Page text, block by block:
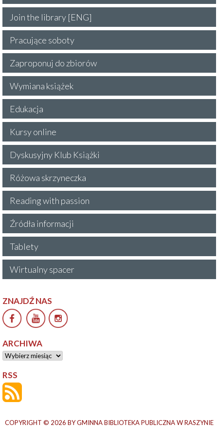
Join the library [ENG]
Pracujące soboty
Zaproponuj do zbiorów
Wymiana książek
Edukacja
Kursy online
Dyskusyjny Klub Książki
Różowa skrzyneczka
Reading with passion
Źródła informacji
Tablety
Wirtualny spacer
ZNAJDŹ NAS
ARCHIWA
Archiwa
RSS
COPYRIGHT © 2026 BY GMINNA BIBLIOTEKA PUBLICZNA W RASZYNIE